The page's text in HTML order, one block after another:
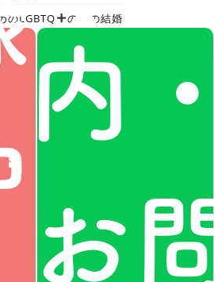
のLGBTQ
の方の結婚
内
お